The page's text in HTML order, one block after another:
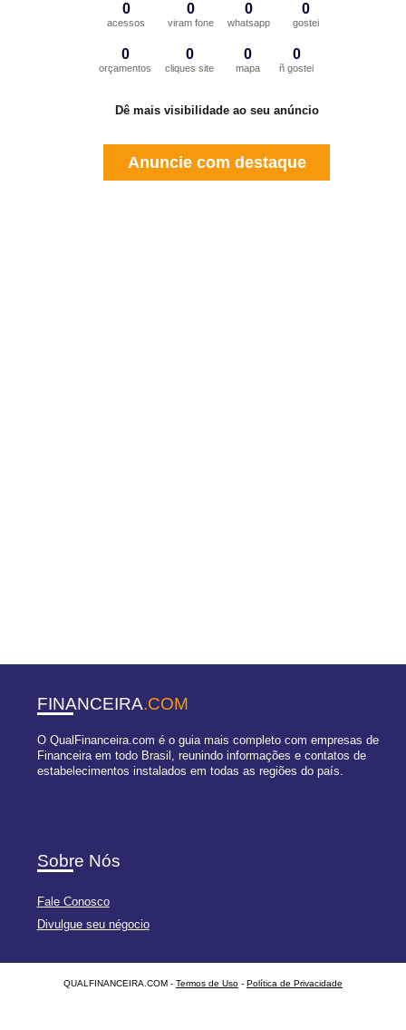
0
acessos
0
viram fone
0
whatsapp
0
gostei
0
orçamentos
0
cliques site
0
mapa
0
ñ gostei
Dê mais visibilidade ao seu anúncio
Anuncie com destaque
FINANCEIRA.COM
O QualFinanceira.com é o guia mais completo com empresas de
Financeira em todo Brasil, reunindo informações e contatos de
estabelecimentos instalados em todas as regiões do país.
Sobre Nós
Fale Conosco
Divulgue seu négocio
QUALFINANCEIRA.COM - Termos de Uso - Política de Privacidade